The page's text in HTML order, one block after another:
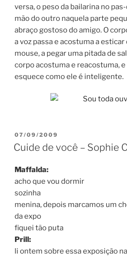
versa, o peso da bailarina no
mão do outro naquela parte
abraço gostoso do amigo. O
a voz passa e acostuma a
mouse, a pegar uma pitada de
corpo acostuma e reacostuma,
esquece como ele é inteligente.
POSTED
ON
07/09/2009
Cuide de você – Sophie
Maffalda:
acho que vou dormir
sozinha
menina, depois marcamos um
da expo
fiquei tão puta
Prill:
li ontem sobre essa exposição na